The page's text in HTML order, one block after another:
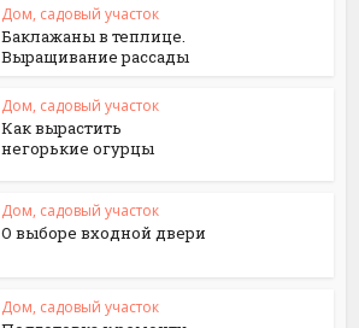
Дом, садовый участок
Баклажаны в теплице.
Выращивание рассады
Дом, садовый участок
Как вырастить
негорькие огурцы
Дом, садовый участок
О выборе входной двери
Дом, садовый участок